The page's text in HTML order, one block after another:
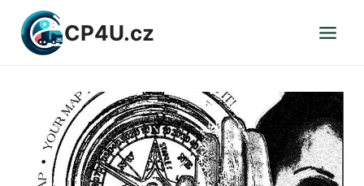
Přeskočit
obsah
CP4U.cz